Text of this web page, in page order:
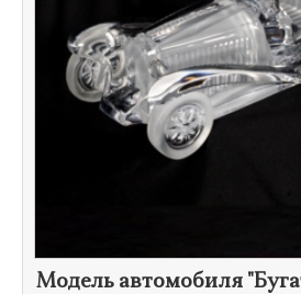
Модель автомобиля